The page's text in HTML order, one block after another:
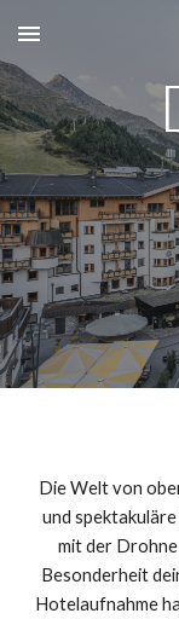
Skip to main content
Die Welt von
und
mit der Drohne
Besonderheit
Hotelaufnahme